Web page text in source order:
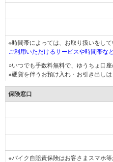
※時間帯によっては、お取り扱いをして
ご利用いただけるサービスや時間帯な
○いつでも手数料無料で、ゆうちょ口
※硬貨を伴うお預け入れ・お引き出し
保険窓口
※バイク自賠責保険はお客さまスマホ